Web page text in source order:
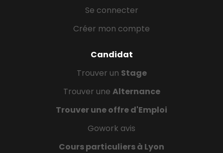
Se connecter
Créer mon compte
Candidat
Trouver un Stage
Trouver une Alternance
Trouver une offre d'Emploi
Gowork avis
Cours particuliers à Lyon